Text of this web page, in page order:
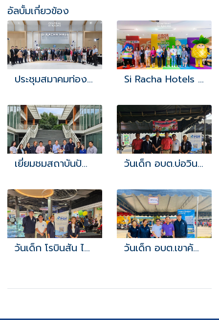
อัลบั้มเกี่ยวข้อง
ประชุมสมาคมท่องเที่ยวศรีราชาฯ Si Racha Hotels and Tourism Fest
เยี่ยมชมสถาบันปัญญาภิวัฒน์ วิทยาเขต EEC วันเด็ก อบต.บ่อวิน 2567
วันเด็ก โรบินสัน ไลฟ์สไตล์ บ่อวิน วันเด็ก อบต.เขาคันทรง 2567